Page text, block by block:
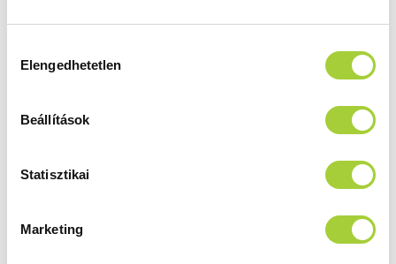
kiválasztása
Elengedhetetlen
Beállítások
Statisztikai
Marketing
Az alábbi listában a termék elemeit vagy elérhető
variációit nézheti meg. Egyes kész termék
összeállítások több elemből is állhatnak, ami azt
megadására is szükség lehet. Ha a termék
kiválasztásában segítségre van szüksége,
kérjen